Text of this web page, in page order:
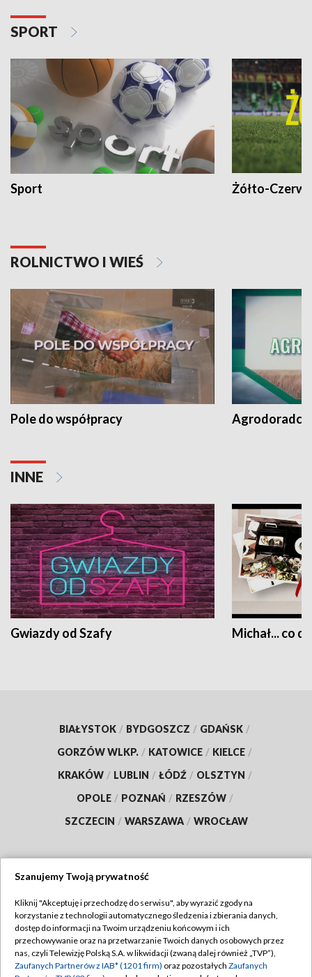
SPORT
Sport Żółto-
ROLNICTWO I WIEŚ
Pole do współpracy Agrodoradcy
INNE
Gwiazdy od Szafy Michał... co
BIAŁYSTOK / BYDGOSZCZ / GDAŃSK /
GORZÓW WLKP. / KATOWICE / KIELCE /
KRAKÓW / LUBLIN / ŁÓDŹ / OLSZTYN /
OPOLE / POZNAŃ / RZESZÓW /
SZCZECIN / WARSZAWA / WROCŁAW
TVP
Abonament TVP
Emisja w TVP
Regulamin TVP
Polityka prywatności
Szanujemy Twoją prywatność
Kliknij "Akceptuję i przechodzę do serwisu", aby wyrazić zgody na
korzystanie z technologii automatycznego śledzenia i zbierania danych,
dostęp do informacji na Twoim urządzeniu końcowym i ich
przechowywanie oraz na przetwarzanie Twoich danych osobowych przez
nas, czyli Telewizję Polską S.A. w likwidacji (zwaną dalej również „TVP”),
Zaufanych Partnerów z IAB* (1201 firm) oraz pozostałych Zaufanych